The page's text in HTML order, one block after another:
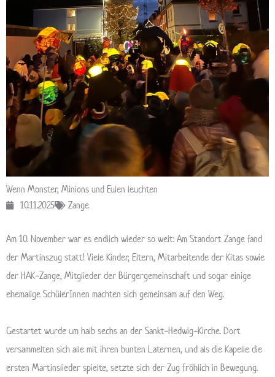
Wenn Monster, Minions und Eulen leuchten
10.11.2025
Zange
Am 10. November war es endlich wieder so weit: Am Standort Zange fand
der Martinszug statt! Viele Kinder, Eltern, Mitarbeitende der Kitas sowie
der HAK-Zange, Mitglieder der Bürgergemeinschaft und sogar einige
ehemalige SchülerInnen machten sich gemeinsam auf den Weg.
Gestartet wurde um halb sechs an der Sankt-Hedwig-Kirche. Dort
versammelten sich alle mit ihren bunten Laternen, und als die Kapelle die
ersten Martinslieder spielte, setzte sich der Zug fröhlich in Bewegung.